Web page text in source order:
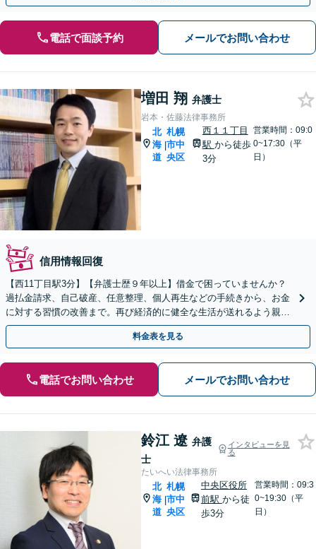
電話で面談予約 メールでお問い合わせ
増田 翔 弁護士
岩本・佐藤法律事務所
北
海
道
|
札幌
市中
央区
西１１丁目
駅 から徒歩
3分
営業時間：09:0
0~17:30（平
日）
信用情報回復
【西11丁目駅3分】【弁護士歴９年以上】借金で困っていませんか？
過払金請求、自己破産、任意整理、個人再生などの手続きから、お金
に対する習慣の改善まで。再び経済的に健全な生活が送れるよう親身
にサポートします。【分割払いOK】【法テラス可】
料金表を見る
電話でお問い合わせ メールでお問い合わせ
鈴江 遼 弁護
士
インタビューを見
る
たいへい法律事務所
北
海
道
|
札幌
市中
央区
中央区役所
前駅 から徒
歩3分
営業時間：09:3
0~19:30（平
日）